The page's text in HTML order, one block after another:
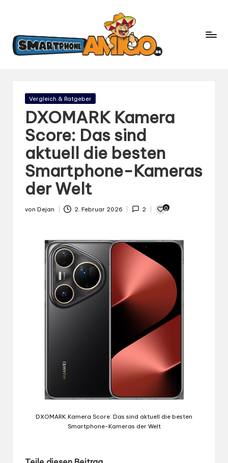
m
a
rt
in
der
Mobilfunk
Gepostet
Vergleich & Ratgeber
DXOMARK Kamera
Score: Das sind
aktuell die besten
Smartphone-Kameras
der Welt
Gepostet
von Dejan 2. Februar 2026 2 0
DXOMARK Kamera Score: Das sind aktuell die besten
Smartphone-Kameras der Welt